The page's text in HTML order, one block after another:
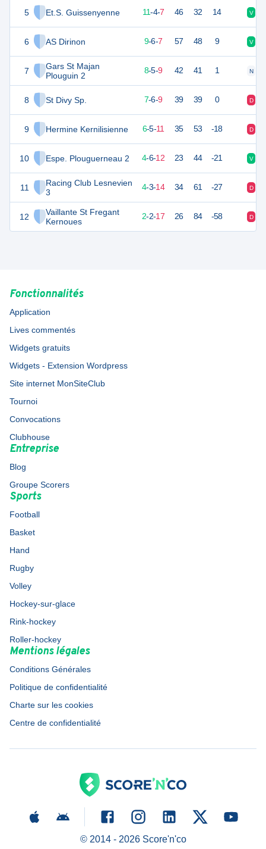
5 Et.S. Guissenyenne
6 AS Dirinon
7
Gars St Majan
Plouguin 2
8 St Divy Sp.
9 Hermine Kernilisienne
10 Espe. Plouguerneau 2
11
Racing Club Lesnevien
3
12
Vaillante St Fregant
Kernoues
37 11-4-7 46 32 14 V
9-6-7 57 48 9 V
8-5-9 42 41 1 N
7-6-9 39 39 0 D
22 22 6-5-11 35 53 -18 D
18 22 4-6-12 23 44 -21 V
14 22 4-3-14 34 61 -27 D
7 2-2-17 26 84 -58 D
Fonctionnalités
Application
Lives commentés
Widgets gratuits
Widgets - Extension Wordpress
Site internet MonSiteClub
Tournoi
Convocations
Clubhouse
Entreprise
Blog
Groupe Scorers
Sports
Football
Basket
Hand
Rugby
Volley
Hockey-sur-glace
Rink-hockey
Roller-hockey
Mentions légales
Conditions Générales
Politique de confidentialité
Charte sur les cookies
Centre de confidentialité
© 2014 - 2026Score'n'co